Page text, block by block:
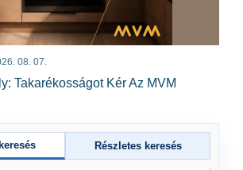
08. 07.
Takarékosságot Kér Az MVM
Részletes keresés